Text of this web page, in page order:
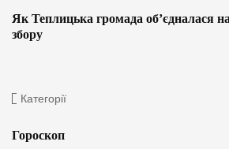
Як Теплицька громада об’єдналася
збору
Категорії
Гороскоп